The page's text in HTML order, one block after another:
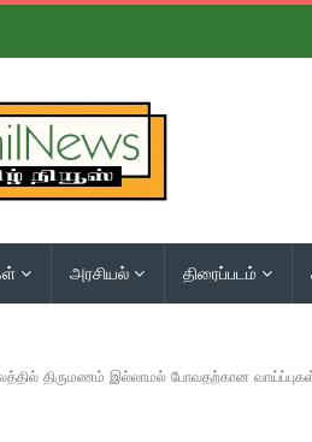
அரசியல் திரைப்படம்
திருமணம் இல்லாமல் போவதற்கான